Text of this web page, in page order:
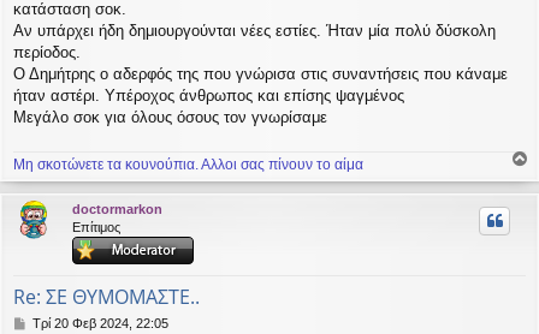
σ
η
κατάσταση σοκ.
Αν υπάρχει ήδη δημιουργούνται νέες εστίες. Ήταν μία πολύ δύσκολη
περίοδος.
Ο Δημήτρης ο αδερφός της που γνώρισα στις συναντήσεις που κάναμε
ήταν αστέρι. Υπέροχος άνθρωπος και επίσης ψαγμένος
Μεγάλο σοκ για όλους όσους τον γνωρίσαμε
Μη σκοτώνετε τα κουνούπια. Αλλοι σας πίνουν το αίμα
ο
ρ
doctormarkon
Επίτιμος
Re: ΣΕ ΘΥΜΟΜΑΣΤΕ..
ΔΤρί 20 Φεβ 2024, 22:05